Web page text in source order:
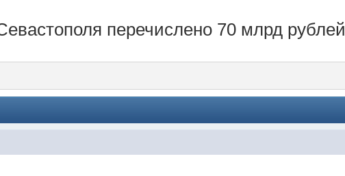
перечислено 70 млрд рублей